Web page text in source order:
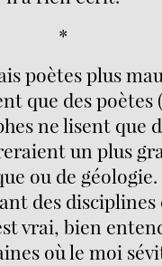
*
poètes plus
que des poètes
ne lisent que
un plus
ou de
des
vrai, bien
où le moi